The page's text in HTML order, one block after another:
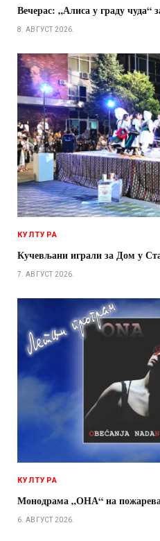
Вечерас: „Алиса у граду чуда“
8. АВГУСТ 2026.
КУЛТУРА
Кучевљани играли за Дом у
7. АВГУСТ 2026.
КУЛТУРА
Монодрама „ОНА“ на
6. АВГУСТ 2026.